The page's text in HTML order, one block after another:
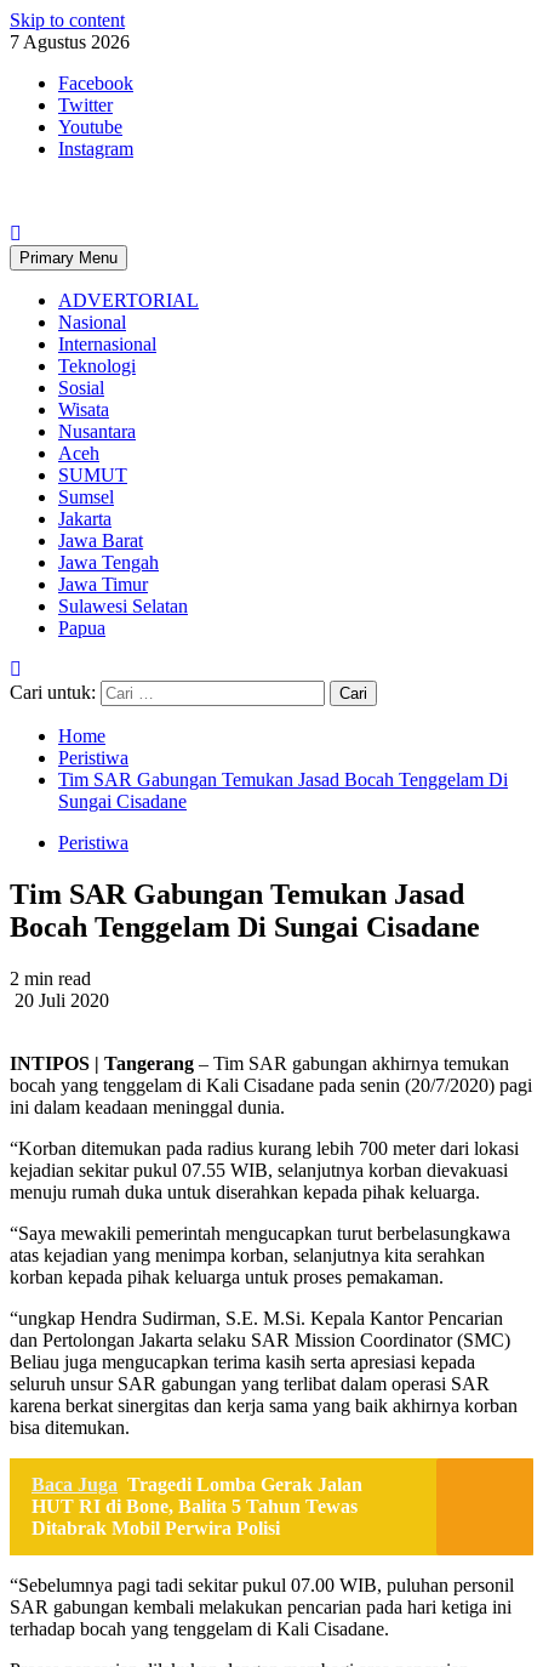
Skip to content
7 Agustus 2026
Facebook
Twitter
Youtube
Instagram
Primary Menu
ADVERTORIAL
Nasional
Internasional
Teknologi
Sosial
Wisata
Nusantara
Aceh
SUMUT
Sumsel
Jakarta
Jawa Barat
Jawa Tengah
Jawa Timur
Sulawesi Selatan
Papua
Cari untuk:
Home
Peristiwa
Tim SAR Gabungan Temukan Jasad Bocah Tenggelam Di
Sungai Cisadane
Peristiwa
Tim SAR Gabungan Temukan Jasad
Bocah Tenggelam Di Sungai Cisadane
2 min read
20 Juli 2020
INTIPOS | Tangerang – Tim SAR gabungan akhirnya temukan
bocah yang tenggelam di Kali Cisadane pada senin (20/7/2020) pagi
ini dalam keadaan meninggal dunia.
“Korban ditemukan pada radius kurang lebih 700 meter dari lokasi
kejadian sekitar pukul 07.55 WIB, selanjutnya korban dievakuasi
menuju rumah duka untuk diserahkan kepada pihak keluarga.
“Saya mewakili pemerintah mengucapkan turut berbelasungkawa
atas kejadian yang menimpa korban, selanjutnya kita serahkan
korban kepada pihak keluarga untuk proses pemakaman.
“ungkap Hendra Sudirman, S.E. M.Si. Kepala Kantor Pencarian
dan Pertolongan Jakarta selaku SAR Mission Coordinator (SMC)
Beliau juga mengucapkan terima kasih serta apresiasi kepada
seluruh unsur SAR gabungan yang terlibat dalam operasi SAR
karena berkat sinergitas dan kerja sama yang baik akhirnya korban
bisa ditemukan.
Baca Juga Tragedi Lomba Gerak Jalan
HUT RI di Bone, Balita 5 Tahun Tewas
Ditabrak Mobil Perwira Polisi
“Sebelumnya pagi tadi sekitar pukul 07.00 WIB, puluhan personil
SAR gabungan kembali melakukan pencarian pada hari ketiga ini
terhadap bocah yang tenggelam di Kali Cisadane.